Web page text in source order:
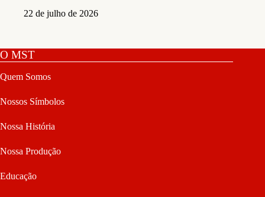
22 de julho de 2026
O MST
Quem Somos
Nossos Símbolos
Nossa História
Nossa Produção
Educação